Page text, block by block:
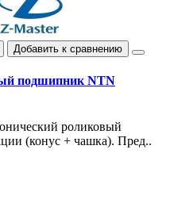
Добавить к сравнению
подшипник NTN
роликовый
(конус + чашка). Пред..